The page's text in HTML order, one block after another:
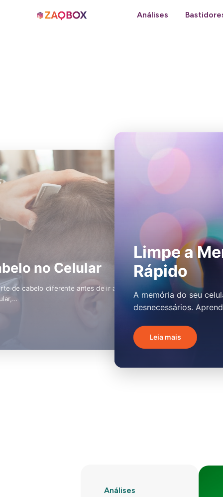
Análises
e Deixe Mais
conforme você acumula arquivos
memória do seu dispositivo e…
Receba
Antecipado
Receber produtos
acessível para quem
Leia mais
Análises